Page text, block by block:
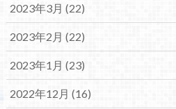
2023年3月 (22)
2023年2月 (22)
2023年1月 (23)
2022年12月 (16)